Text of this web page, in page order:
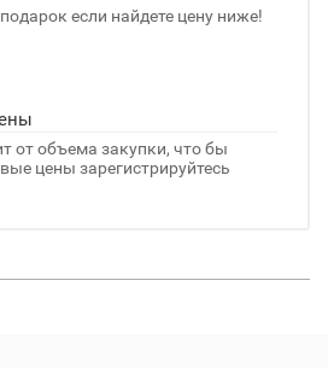
если найдете цену ниже!
от объема закупки, что бы
цены зарегистрируйтесь